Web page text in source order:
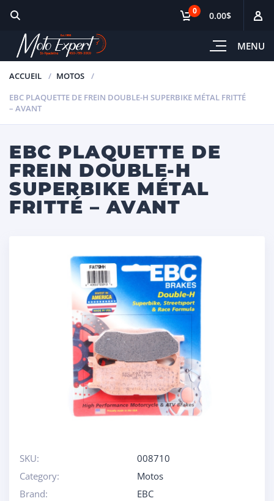
MENU
0 0.00$
ACCUEIL
MOTOS
EBC PLAQUETTE DE FREIN DOUBLE-H SUPERBIKE MÉTAL FRITTÉ
– AVANT
EBC PLAQUETTE DE
FREIN DOUBLE-H
SUPERBIKE MÉTAL
FRITTÉ – AVANT
SKU:
008710
Category:
Motos
Brand:
EBC